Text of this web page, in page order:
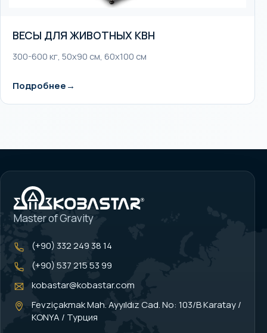
ВЕСЫ ДЛЯ ЖИВОТНЫХ KBH
300-600 кг, 50x90 см, 60x100 см
Подробнее
Master of Gravity
(+90) 332 249 38 14
(+90) 537 215 53 99
kobastar@kobastar.com
Fevziçakmak Mah. Ayyıldız Cad. No: 103/B Karatay /
KONYA / Турция